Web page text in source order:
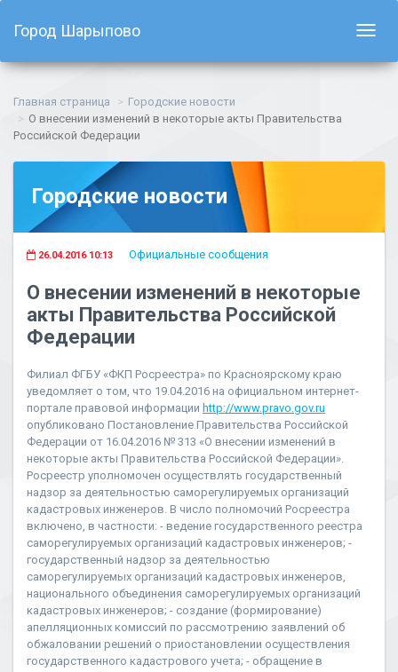
Город Шарыпово
Главная страница
Городские новости
О внесении изменений в некоторые акты Правительства
Российской Федерации
Городские новости
26.04.2016 10:13 Официальные сообщения
О внесении изменений в некоторые
акты Правительства Российской
Федерации
Филиал ФГБУ «ФКП Росреестра» по Красноярскому краю
уведомляет о том, что 19.04.2016 на официальном интернет-
портале правовой информации http://www.pravo.gov.ru
опубликовано Постановление Правительства Российской
Федерации от 16.04.2016 № 313 «О внесении изменений в
некоторые акты Правительства Российской Федерации».
Росреестр уполномочен осуществлять государственный
надзор за деятельностью саморегулируемых организаций
кадастровых инженеров. В число полномочий Росреестра
включено, в частности: - ведение государственного реестра
саморегулируемых организаций кадастровых инженеров; -
государственный надзор за деятельностью
саморегулируемых организаций кадастровых инженеров,
национального объединения саморегулируемых организаций
кадастровых инженеров; - создание (формирование)
апелляционных комиссий по рассмотрению заявлений об
обжаловании решений о приостановлении осуществления
государственного кадастрового учета; - обращение в